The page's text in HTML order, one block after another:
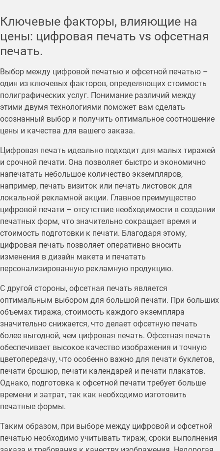
Ключевые факторы, влияющие на
цены: цифровая печать vs офсетная
печать.
Выбор между цифровой печатью и офсетной печатью –
один из ключевых факторов, определяющих стоимость
полиграфических услуг. Понимание различий между
этими двумя технологиями поможет вам сделать
осознанный выбор и получить оптимальное соотношение
цены и качества для вашего заказа.
Цифровая печать идеально подходит для малых тиражей
и срочной печати. Она позволяет быстро и экономично
напечатать небольшое количество экземпляров,
например, печать визиток или печать листовок для
локальной рекламной акции. Главное преимущество
цифровой печати – отсутствие необходимости в создании
печатных форм, что значительно сокращает время и
стоимость подготовки к печати. Благодаря этому,
цифровая печать позволяет оперативно вносить
изменения в дизайн макета и печатать
персонализированную рекламную продукцию.
С другой стороны, офсетная печать является
оптимальным выбором для большой печати. При больших
объемах тиража, стоимость каждого экземпляра
значительно снижается, что делает офсетную печать
более выгодной, чем цифровая печать. Офсетная печать
обеспечивает высокое качество изображения и точную
цветопередачу, что особенно важно для печати буклетов,
печати брошюр, печати календарей и печати плакатов.
Однако, подготовка к офсетной печати требует больше
времени и затрат, так как необходимо изготовить
печатные формы.
Таким образом, при выборе между цифровой и офсетной
печатью необходимо учитывать тираж, сроки выполнения